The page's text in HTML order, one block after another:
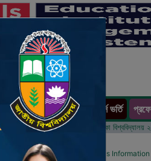
অনার্স ভর্তি
ভর্তি আবেদন বিজ্ঞপ্তি ঢাকা বিশ্ববিদ্যালয়
Details Primary School's Information